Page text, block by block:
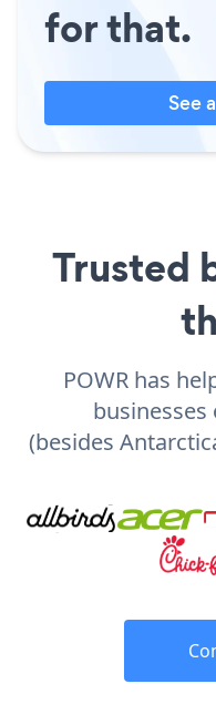
for that.
See
Trusted
POWR has
(besides